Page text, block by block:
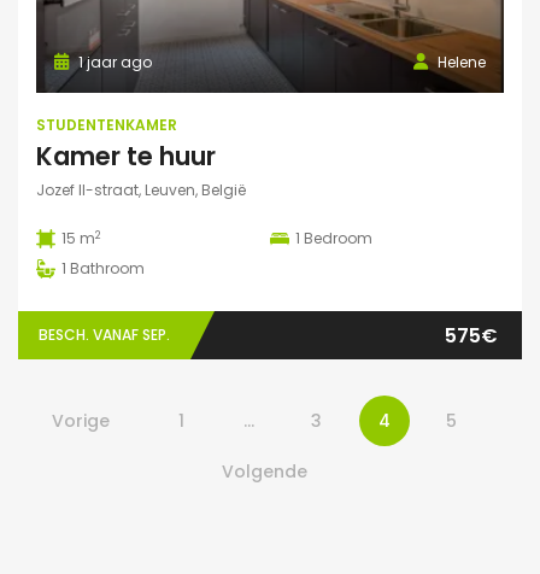
Helene
1 jaar ago
STUDENTENKAMER
Kamer te huur
Jozef II-straat, Leuven, België
15 m2 1 Bedroom
1 Bathroom
BESCH. VANAF SEP. 575€
Vorige 1 … 3 4 5
Volgende